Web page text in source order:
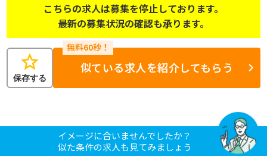
こちらの求人は募集を停止しております。
最新の募集状況の確認も承ります。
star
保存する
似ている求人を紹介してもらう
イメージに合いませんでしたか？
似た条件の求人も見てみましょう